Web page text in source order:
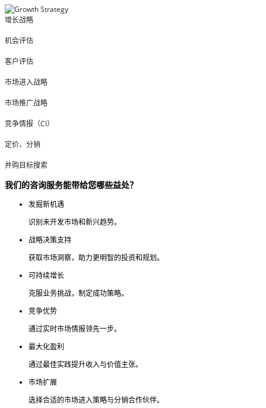
增长战略
机会评估
客户评估
市场进入战略
市场推广战略
竞争情报（CI）
定价、分销
并购目标搜索
我们的咨询服务能带给您哪些益处？
发掘新机遇
识别未开发市场和新兴趋势。
战略决策支持
获取市场洞察，助力更明智的投资和规划。
可持续增长
克服业务挑战，制定成功策略。
竞争优势
通过实时市场情报领先一步。
最大化盈利
通过最佳实践提升收入与价值主张。
市场扩展
选择合适的市场进入策略与分销合作伙伴。